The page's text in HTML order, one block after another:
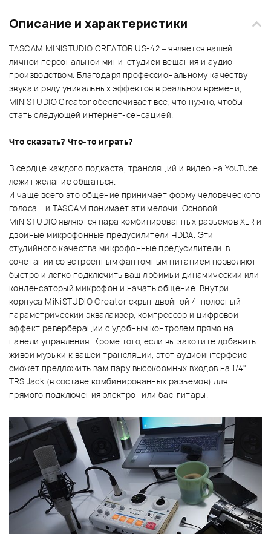
Описание и характеристики
TASCAM MINISTUDIO CREATOR US-42 – является вашей
личной персональной мини-студией вещания и аудио
производством. Благодаря профессиональному качеству
звука и ряду уникальных эффектов в реальном времени,
MINISTUDIO Creator обеспечивает все, что нужно, чтобы
стать следующей интернет-сенсацией.
Что сказать? Что-то играть?
В сердце каждого подкаста, трансляций и видео на YouTube
лежит желание общаться.
И чаще всего это общение принимает форму человеческого
голоса ...и TASCAM понимает эти мелочи. Основой
MiNiSTUDIO являются пара комбинированных разъемов XLR и
двойные микрофонные предусилители HDDA. Эти
студийного качества микрофонные предусилители, в
сочетании со встроенным фантомным питанием позволяют
быстро и легко подключить ваш любимый динамический или
конденсаторый микрофон и начать общение. Внутри
корпуса MiNiSTUDIO Creator скрыт двойной 4-полосный
параметрический эквалайзер, компрессор и цифровой
эффект реверберации с удобным контролем прямо на
панели управления. Кроме того, если вы захотите добавить
живой музыки к вашей трансляции, этот аудиоинтерфейс
сможет предложить вам пару высокоомных входов на 1/4"
TRS Jack (в составе комбинированных разъемов) для
прямого подключения электро- или бас-гитары.